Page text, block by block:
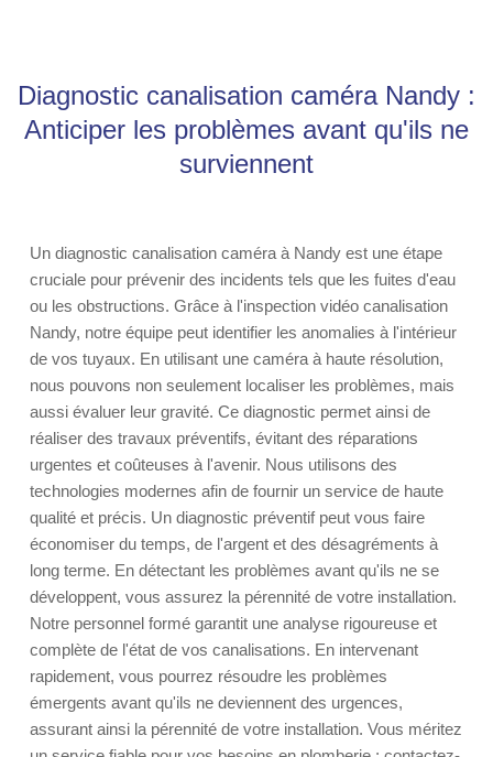
Diagnostic canalisation caméra Nandy :
Anticiper les problèmes avant qu'ils ne
surviennent
Un diagnostic canalisation caméra à Nandy est une étape
cruciale pour prévenir des incidents tels que les fuites d'eau
ou les obstructions. Grâce à l'inspection vidéo canalisation
Nandy, notre équipe peut identifier les anomalies à l'intérieur
de vos tuyaux. En utilisant une caméra à haute résolution,
nous pouvons non seulement localiser les problèmes, mais
aussi évaluer leur gravité. Ce diagnostic permet ainsi de
réaliser des travaux préventifs, évitant des réparations
urgentes et coûteuses à l'avenir. Nous utilisons des
technologies modernes afin de fournir un service de haute
qualité et précis. Un diagnostic préventif peut vous faire
économiser du temps, de l'argent et des désagréments à
long terme. En détectant les problèmes avant qu'ils ne se
développent, vous assurez la pérennité de votre installation.
Notre personnel formé garantit une analyse rigoureuse et
complète de l'état de vos canalisations. En intervenant
rapidement, vous pourrez résoudre les problèmes
émergents avant qu'ils ne deviennent des urgences,
assurant ainsi la pérennité de votre installation. Vous méritez